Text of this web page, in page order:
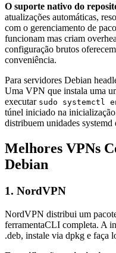
O suporte nativo do
atualizações automáticas,
com o gerenciamento de
funcionam mas criam
configuração brutos
conveniência.
Para servidores Debian
Uma VPN que instala uma
executar sudo systemctl
túnel iniciado na
distribuem unidades systemd
Melhores VPNs
Debian
1. NordVPN
NordVPN distribui um
ferramentaCLI completa. A
.deb, instale via dpkg e faça